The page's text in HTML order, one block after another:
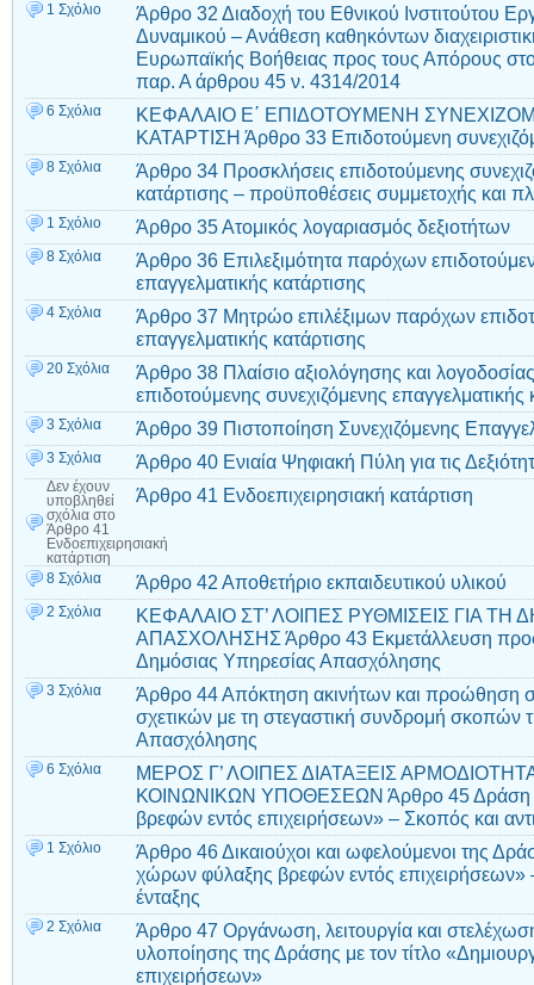
1 Σχόλιο
Άρθρο 32 Διαδοχή του Εθνικού Ινστιτούτου
Δυναμικού – Ανάθεση καθηκόντων
Ευρωπαϊκής Βοήθειας προς τους Απόρους
παρ. Α άρθρου 45 ν. 4314/2014
6 Σχόλια
ΚΕΦΑΛΑΙΟ Ε΄ ΕΠΙΔΟΤΟΥΜΕΝΗ
ΚΑΤΑΡΤΙΣΗ Άρθρο 33 Επιδοτούμενη
8 Σχόλια
Άρθρο 34 Προσκλήσεις επιδοτούμενης
κατάρτισης – προϋποθέσεις συμμετοχής και
1 Σχόλιο Άρθρο 35 Ατομικός λογαριασμός δεξιοτήτων
8 Σχόλια
Άρθρο 36 Επιλεξιμότητα παρόχων
επαγγελματικής κατάρτισης
4 Σχόλια
Άρθρο 37 Μητρώο επιλέξιμων παρόχων
επαγγελματικής κατάρτισης
20 Σχόλια
Άρθρο 38 Πλαίσιο αξιολόγησης και
επιδοτούμενης συνεχιζόμενης επαγγελματικής
3 Σχόλια Άρθρο 39 Πιστοποίηση Συνεχιζόμενης
3 Σχόλια Άρθρο 40 Ενιαία Ψηφιακή Πύλη για τις
Δεν έχουν
υποβληθεί
σχόλια στο
Άρθρο 41
Ενδοεπιχειρησιακή
κατάρτιση
Άρθρο 41 Ενδοεπιχειρησιακή κατάρτιση
8 Σχόλια Άρθρο 42 Αποθετήριο εκπαιδευτικού υλικού
2 Σχόλια
ΚΕΦΑΛΑΙΟ ΣΤ’ ΛΟΙΠΕΣ ΡΥΘΜΙΣΕΙΣ ΓΙΑ ΤΗ
ΑΠΑΣΧΟΛΗΣΗΣ Άρθρο 43 Εκμετάλλευση
Δημόσιας Υπηρεσίας Απασχόλησης
3 Σχόλια
Άρθρο 44 Απόκτηση ακινήτων και προώθηση
σχετικών με τη στεγαστική συνδρομή σκοπών
Απασχόλησης
6 Σχόλια
ΜΕΡΟΣ Γ’ ΛΟΙΠΕΣ ΔΙΑΤΑΞΕΙΣ
ΚΟΙΝΩΝΙΚΩΝ ΥΠΟΘΕΣΕΩΝ Άρθρο 45 Δράση
βρεφών εντός επιχειρήσεων» – Σκοπός και
1 Σχόλιο
Άρθρο 46 Δικαιούχοι και ωφελούμενοι της
χώρων φύλαξης βρεφών εντός επιχειρήσεων»
ένταξης
2 Σχόλια
Άρθρο 47 Οργάνωση, λειτουργία και
υλοποίησης της Δράσης με τον τίτλο
επιχειρήσεων»